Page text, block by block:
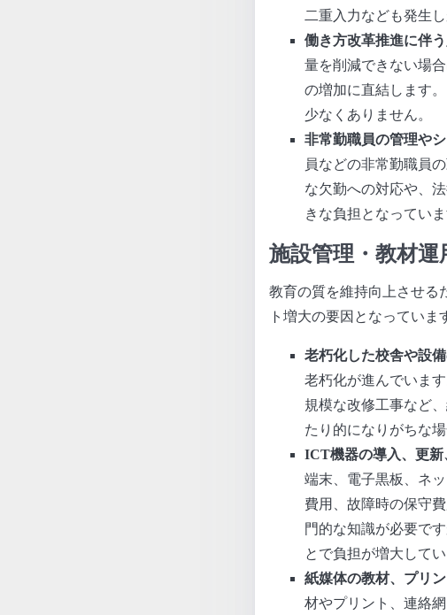
二重入力なども発生
働き方改革推進に伴
量を削減できない場
の増加に直結します
少なくありません。
非常勤職員の管理や
員などの非常勤職員
な欠勤への対応や、
きな負担となっていま
施設管理・教材
教育の質を維持向上させる
ト増大の要因となっていま
老朽化した校舎や設
老朽化が進んでいま
規模な改修工事など
たり的になりがちな
ICT機器の導入、更
端末、電子黒板、ネ
費用、故障時の保守
門的な知識が必要で
とで負担が増大してい
紙媒体の教材、プリ
材やプリント、連絡